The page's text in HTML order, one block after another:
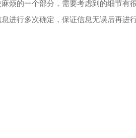
的一个部分，需要考虑到的细节有
进行多次确定，保证信息无误后再进